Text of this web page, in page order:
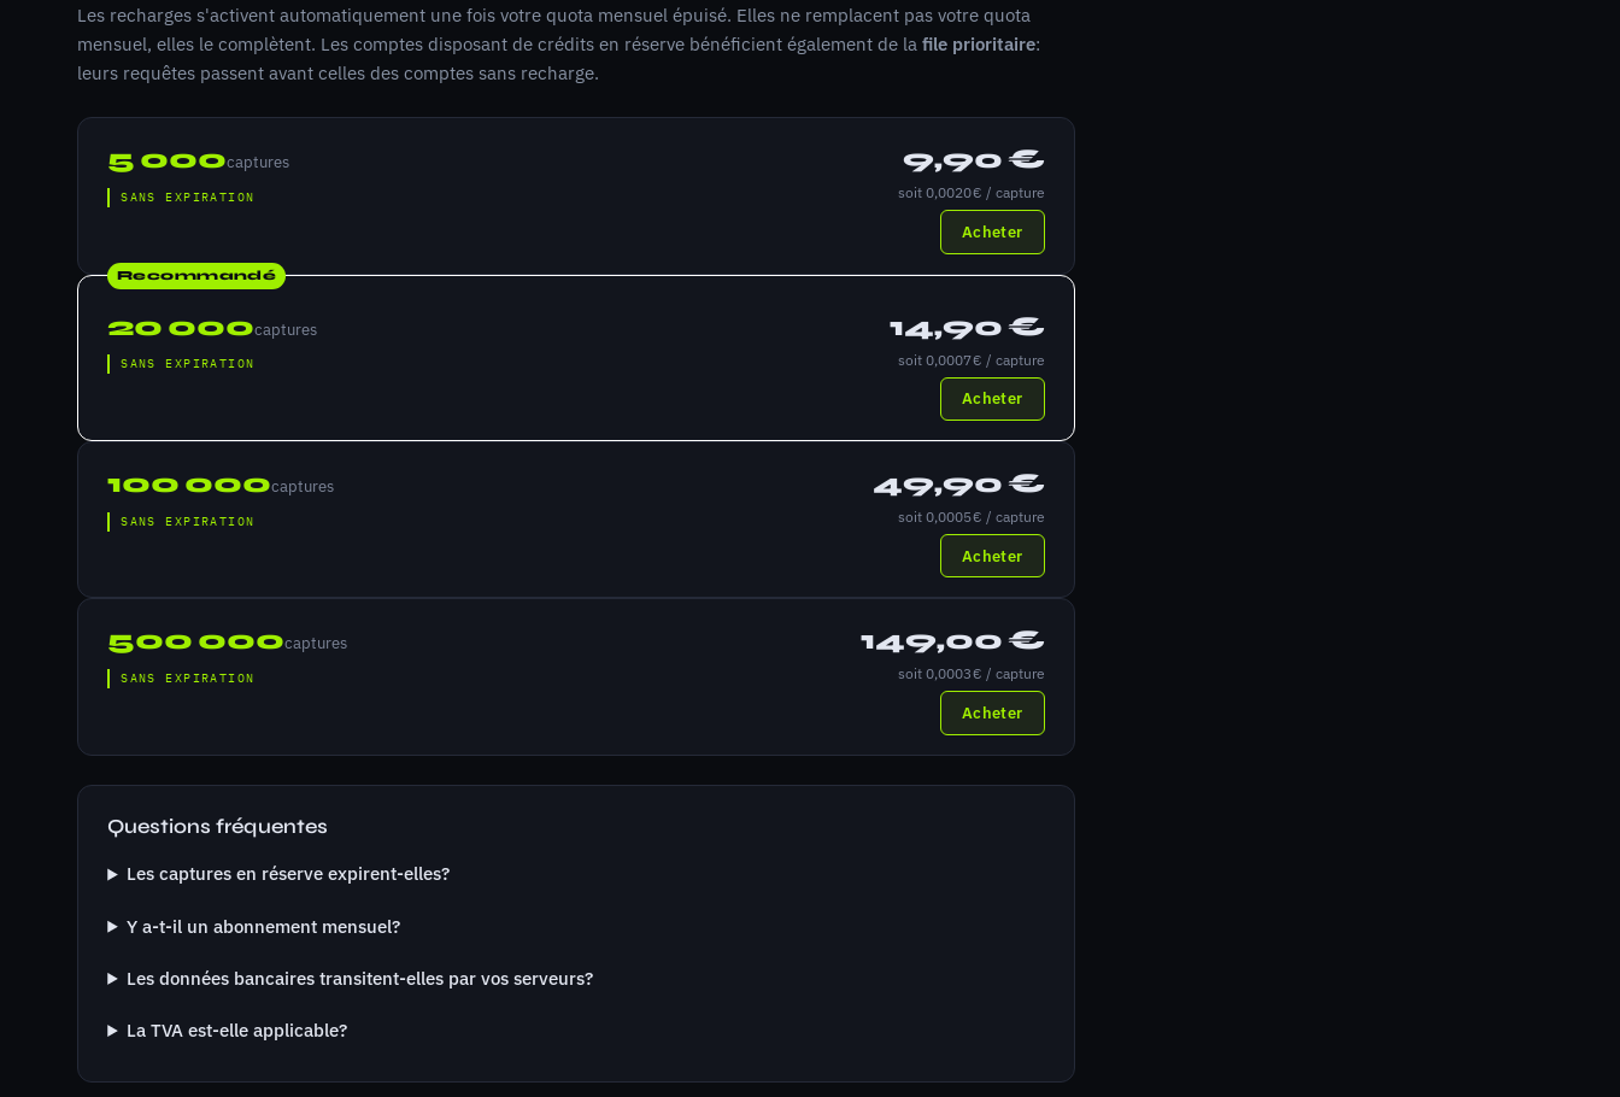
Les recharges s'activent automatiquement une fois votre quota mensuel épuisé. Elles ne remplacent pas votre quota
mensuel, elles le complètent. Les comptes disposant de crédits en réserve bénéficient également de lafile prioritaire:
leurs requêtes passent avant celles des comptes sans recharge.
5 000captures
SANS EXPIRATION
9,90 €
soit 0,0020 € / capture
Acheter
Recommandé
20 000captures
SANS EXPIRATION
14,90 €
soit 0,0007 € / capture
Acheter
100 000captures
SANS EXPIRATION
49,90 €
soit 0,0005 € / capture
Acheter
500 000captures
SANS EXPIRATION
149,00 €
soit 0,0003 € / capture
Acheter
Questions fréquentes
Les captures en réserve expirent-elles?
Y a-t-il un abonnement mensuel?
Les données bancaires transitent-elles par vos serveurs?
La TVA est-elle applicable?